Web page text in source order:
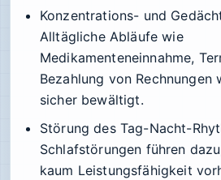
Konzentrations- und
Alltägliche Abläufe wie
Medikamenteneinnahme,
Bezahlung von Rechnungen
sicher bewältigt.
Störung des Tag-Nacht-
Schlafstörungen führen
kaum Leistungsfähigkeit